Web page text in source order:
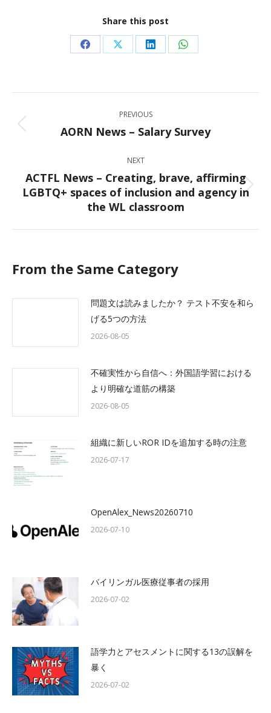
Share this post
Share
Facebook
Share
X
Share
LinkedIn
Share
WhatsApp
navigation
PREVIOUS
Previous
AORN News – Salary Survey
NEXT
Next
post:
ACTFL News – Creating, brave, affirming
LGBTQ+ spaces of inclusion and agency in
the WL classroom
From the Same Category
問題文は読みましたか？ テスト不安を和ら
げる5つの方法
2026-08-05
不確実性から自信へ：外国語学習における
より明確な道筋の構築
2026-08-05
組織に新しいROR IDを追加する時の注意
2026-07-17
OpenAlex_News20260710
2026-07-10
バイリンガル医療従事者の採用
2026-07-02
語学力とアセスメントに関する13の誤解を
暴く
2026-07-02